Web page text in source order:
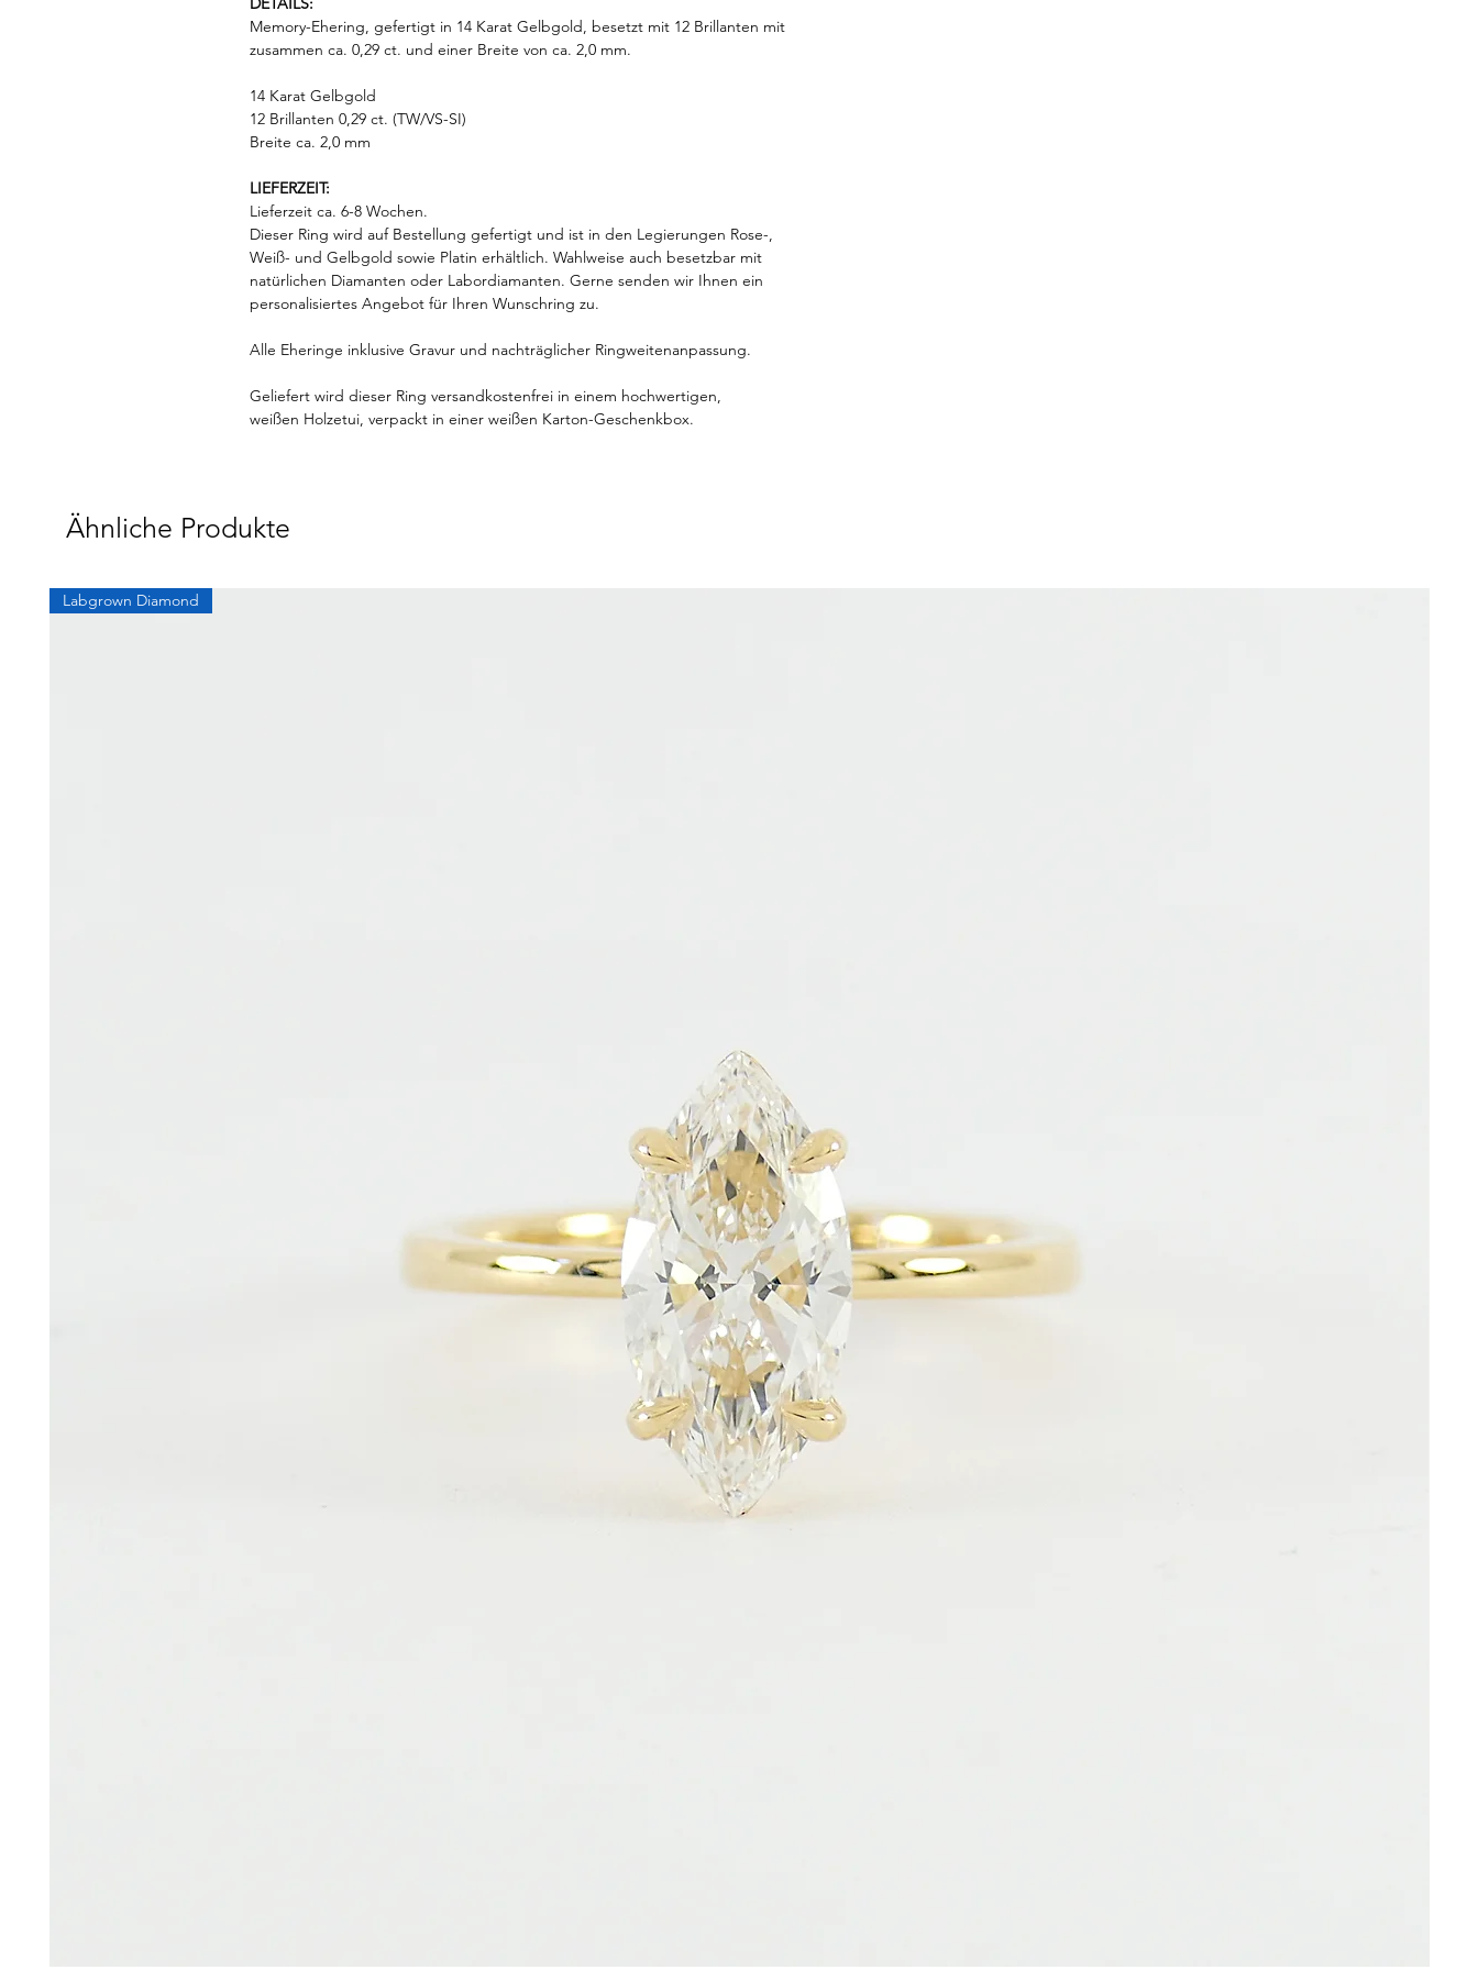
Memory-Ehering, gefertigt in 14 Karat Gelbgold, besetzt mit 12 Brillanten mit
zusammen ca. 0,29 ct. und einer Breite von ca. 2,0 mm.
14 Karat Gelbgold
12 Brillanten 0,29 ct. (TW/VS-SI)
Breite ca. 2,0 mm
LIEFERZEIT:
Lieferzeit ca. 6-8 Wochen.
Dieser Ring wird auf Bestellung gefertigt und ist in den Legierungen Rose-,
Weiß- und Gelbgold sowie Platin erhältlich. Wahlweise auch besetzbar mit
natürlichen Diamanten oder Labordiamanten. Gerne senden wir Ihnen ein
personalisiertes Angebot für Ihren Wunschring zu.
Alle Eheringe inklusive Gravur und nachträglicher Ringweitenanpassung.
Geliefert wird dieser Ring versandkostenfrei in einem hochwertigen,
weißen Holzetui, verpackt in einer weißen Karton-Geschenkbox.
Ähnliche Produkte
Labgrown Diamond